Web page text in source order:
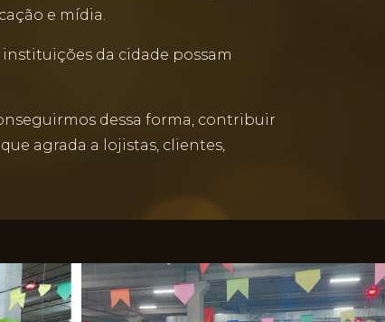
e mídia.
da cidade possam
dessa forma, contribuir
agrada a lojistas, clientes,